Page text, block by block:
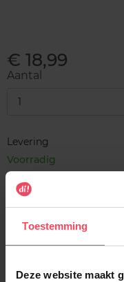
Toestemming
Deze website maakt
€ 18,99
Aantal
1
Levering
Voorradig
Gratis levering bij
Gratis retour in je
Verzending binnen